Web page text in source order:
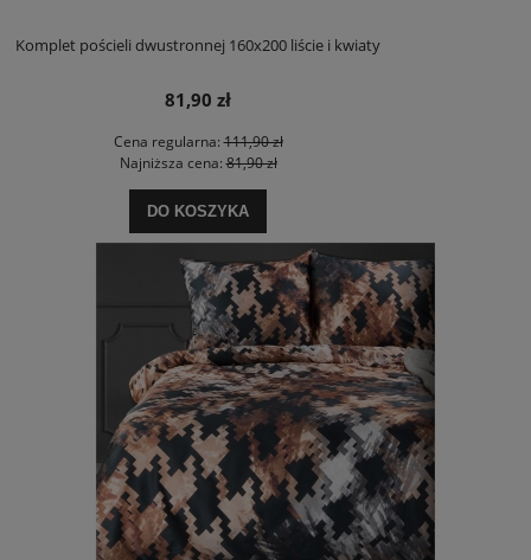
Komplet pościeli dwustronnej 160x200 liście i kwiaty
81,90 zł
Cena regularna:111,90 zł
Najniższa cena:81,90 zł
DO KOSZYKA